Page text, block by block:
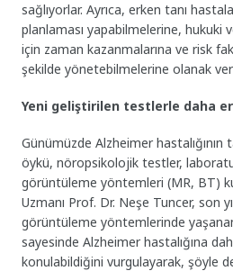
sağlıyorlar. Ayrıca, erken tanı
planlaması yapabilmelerine, hukuki
için zaman kazanmalarına ve risk
şekilde yönetebilmelerine olanak
Yeni geliştirilen testlerle daha
Günümüzde Alzheimer hastalığının
öykü, nöropsikolojik testler,
görüntüleme yöntemleri (MR, BT)
Uzmanı Prof. Dr. Neşe Tuncer, son
görüntüleme yöntemlerinde
sayesinde Alzheimer hastalığına
konulabildiğini vurgulayarak, şöyle